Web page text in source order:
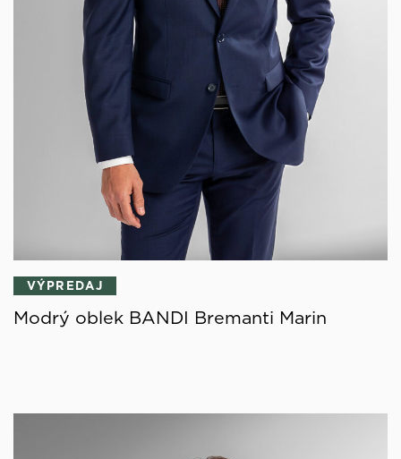
VÝPREDAJ
Modrý oblek BANDI Bremanti Marin